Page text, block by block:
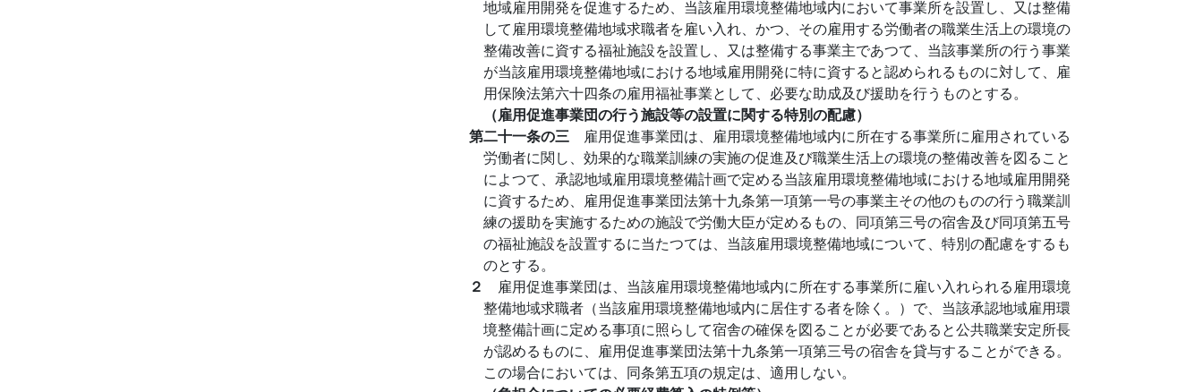
地域雇用開発を促進するため、当該雇用環境整備地域内において事業所を設置し、又は整備
して雇用環境整備地域求職者を雇い入れ、かつ、その雇用する労働者の職業生活上の環境の
整備改善に資する福祉施設を設置し、又は整備する事業主であつて、当該事業所の行う事業
が当該雇用環境整備地域における地域雇用開発に特に資すると認められるものに対して、雇
用保険法第六十四条の雇用福祉事業として、必要な助成及び援助を行うものとする。
（雇用促進事業団の行う施設等の設置に関する特別の配慮）
第二十一条の三 雇用促進事業団は、雇用環境整備地域内に所在する事業所に雇用されている
労働者に関し、効果的な職業訓練の実施の促進及び職業生活上の環境の整備改善を図ること
によつて、承認地域雇用環境整備計画で定める当該雇用環境整備地域における地域雇用開発
に資するため、雇用促進事業団法第十九条第一項第一号の事業主その他のものの行う職業訓
練の援助を実施するための施設で労働大臣が定めるもの、同項第三号の宿舎及び同項第五号
の福祉施設を設置するに当たつては、当該雇用環境整備地域について、特別の配慮をするも
のとする。
２ 雇用促進事業団は、当該雇用環境整備地域内に所在する事業所に雇い入れられる雇用環境
整備地域求職者（当該雇用環境整備地域内に居住する者を除く。）で、当該承認地域雇用環
境整備計画に定める事項に照らして宿舎の確保を図ることが必要であると公共職業安定所長
が認めるものに、雇用促進事業団法第十九条第一項第三号の宿舎を貸与することができる。
この場合においては、同条第五項の規定は、適用しない。